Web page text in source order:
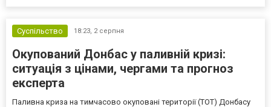
Суспільство 18:23, 2 серпня
Окупований Донбас у паливній кризі:
ситуація з цінами, чергами та прогноз
експерта
Паливна криза на тимчасово окуповані території (ТОТ) Донбасу